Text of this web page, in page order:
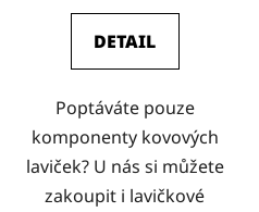
DETAIL
Poptáváte pouze
komponenty kovových
laviček? U nás si můžete
zakoupit i lavičkové